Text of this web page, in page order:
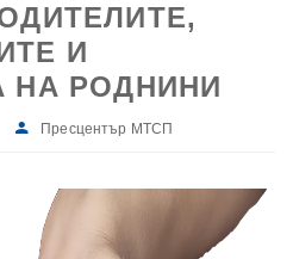
И
НА РОДНИНИ
Пресцентър МТСП